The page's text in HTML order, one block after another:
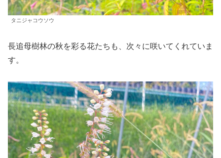
タニジャコウソウ
長追母樹林の秋を彩る花たちも、次々に咲いてくれていま
す。